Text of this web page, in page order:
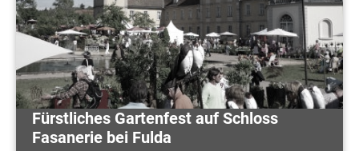
Fürstliches Gartenfest auf Schloss
Fasanerie bei Fulda